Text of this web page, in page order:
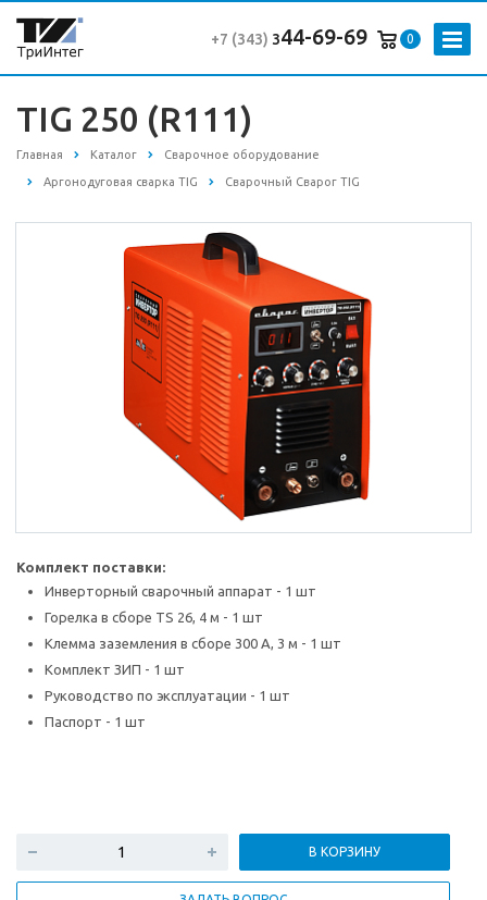
0
+7 (343) 344-69-69
TIG 250 (R111)
Главная Каталог Сварочное оборудование
Аргонодуговая сварка TIG Сварочный Сварог TIG
Комплект поставки:
Инверторный сварочный аппарат - 1 шт
Горелка в сборе TS 26, 4 м - 1 шт
Клемма заземления в сборе 300 А, 3 м - 1 шт
Комплект ЗИП - 1 шт
Руководство по эксплуатации - 1 шт
Паспорт - 1 шт
В КОРЗИНУ